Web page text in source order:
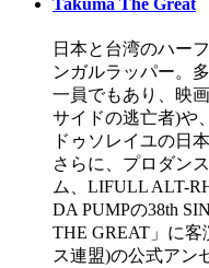
Takuma The Great
日本と台湾のハー
ンガルラッパー。
一員でもあり、映
サイドの逃亡者)や
ドゥソレイユの日
さらに、プロダン
ム、LIFULL ALT-
DA PUMPの38th
THE GREAT」に客
ス連盟)の公式アン